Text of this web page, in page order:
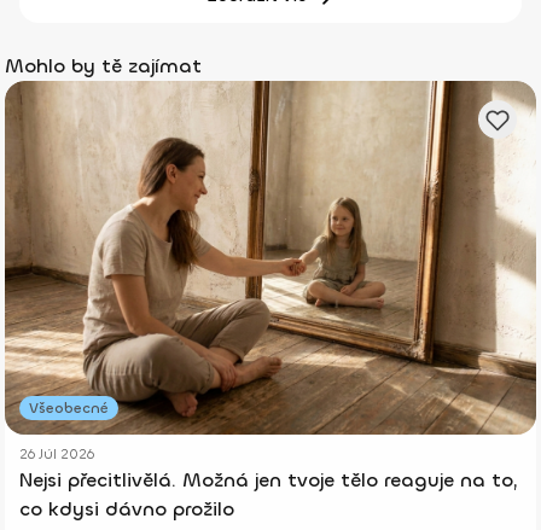
Mohlo by tě zajímat
Všeobecné
26 Júl 2026
Nejsi přecitlivělá. Možná jen tvoje tělo reaguje na to,
co kdysi dávno prožilo